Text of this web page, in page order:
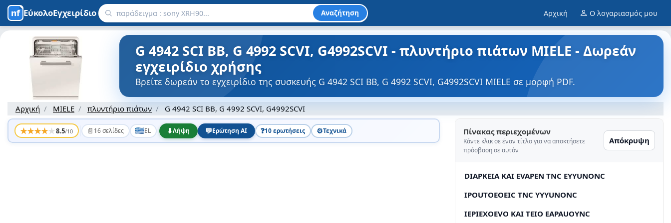
ΕύκολοΕγχειρίδιο Αναζήτηση Αρχική Ο λογαριασμός μου
G 4942 SCI BB, G 4992 SCVI, G4992SCVI - πλυντήριο πιάτων MIELE - Δωρεάν
εγχειρίδιο χρήσης
Βρείτε δωρεάν το εγχειρίδιο της συσκευής G 4942 SCI BB, G 4992 SCVI, G4992SCVI MIELE σε μορφή PDF.
Αρχική MIELE πλυντήριο πιάτων G 4942 SCI BB, G 4992 SCVI, G4992SCVI
★★★★★8.5/10 📄 16 σελίδες EL ⬇Λήψη 💬Ερώτηση AI ❓10 ερωτήσεις ⚙️Τεχνικά Πίνακας περιεχομένων
Κάντε κλικ σε έναν τίτλο για να αποκτήσετε
πρόσβαση σε αυτόν
Απόκρυψη
DIAPKEIA KAI EVAPEN TNC EYYUNONC
IPOUTOEOEIC TNC YYYUNONC
IEPIEXOEVO KAI TEIO EAPAUOYNC